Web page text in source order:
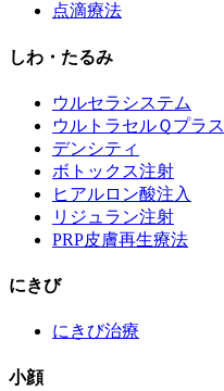
点滴療法
しわ・たるみ
ウルセラシステム
ウルトラセルＱプラス
デンシティ
ボトックス注射
ヒアルロン酸注入
リジュラン注射
PRP皮膚再生療法
にきび
にきび治療
小顔